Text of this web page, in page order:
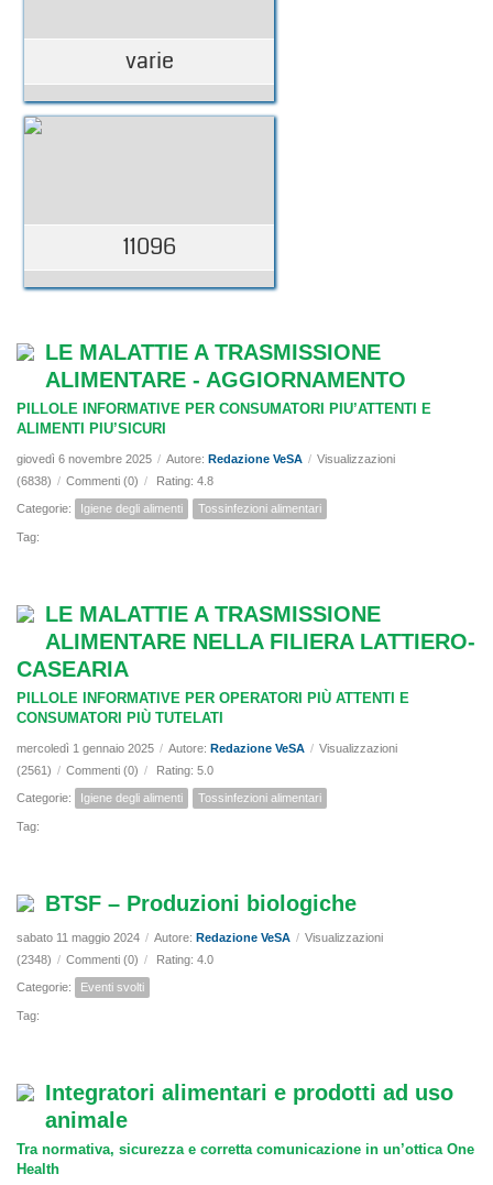
varie
11096
LE MALATTIE A TRASMISSIONE
ALIMENTARE - AGGIORNAMENTO
PILLOLE INFORMATIVE PER CONSUMATORI PIU’ATTENTI E
ALIMENTI PIU’SICURI
giovedì 6 novembre 2025 / Autore: Redazione VeSA / Visualizzazioni
(6838) / Commenti (0) / Rating: 4.8
Categorie: Igiene degli alimenti Tossinfezioni alimentari
Tag:
LE MALATTIE A TRASMISSIONE
ALIMENTARE NELLA FILIERA LATTIERO-
CASEARIA
PILLOLE INFORMATIVE PER OPERATORI PIÙ ATTENTI E
CONSUMATORI PIÙ TUTELATI
mercoledì 1 gennaio 2025 / Autore: Redazione VeSA / Visualizzazioni
(2561) / Commenti (0) / Rating: 5.0
Categorie: Igiene degli alimenti Tossinfezioni alimentari
Tag:
BTSF – Produzioni biologiche
sabato 11 maggio 2024 / Autore: Redazione VeSA / Visualizzazioni
(2348) / Commenti (0) / Rating: 4.0
Categorie: Eventi svolti
Tag:
Integratori alimentari e prodotti ad uso
animale
Tra normativa, sicurezza e corretta comunicazione in un’ottica One
Health